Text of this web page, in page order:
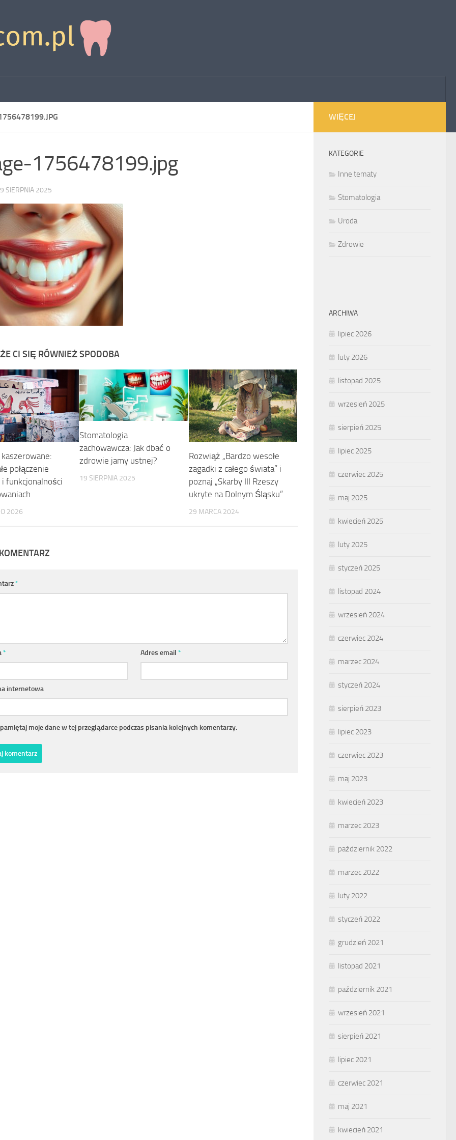
1756478199.jpg
SIERPNIA 2025
CI SIĘ RÓWNIEŻ SPODOBA
kaszerowane:
połączenie
funkcjonalności
2026
Stomatologia
zachowawcza: Jak dbać o
zdrowie jamy ustnej?
19 SIERPNIA 2025
Rozwiąż „Bardzo wesołe
zagadki z całego świata” i
poznaj „Skarby III Rzeszy
ukryte na Dolnym Śląsku”
29 MARCA 2024
*
* Adres email*
internetowa
moje dane w tej przeglądarce podczas pisania kolejnych komentarzy.
WIĘCEJ
KATEGORIE
Inne tematy
Stomatologia
Uroda
Zdrowie
ARCHIWA
lipiec 2026
luty 2026
listopad 2025
wrzesień 2025
sierpień 2025
lipiec 2025
czerwiec 2025
maj 2025
kwiecień 2025
luty 2025
styczeń 2025
listopad 2024
wrzesień 2024
czerwiec 2024
marzec 2024
styczeń 2024
sierpień 2023
lipiec 2023
czerwiec 2023
maj 2023
kwiecień 2023
marzec 2023
październik 2022
marzec 2022
luty 2022
styczeń 2022
grudzień 2021
listopad 2021
październik 2021
wrzesień 2021
sierpień 2021
lipiec 2021
czerwiec 2021
maj 2021
kwiecień 2021